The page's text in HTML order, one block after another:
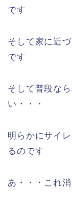
です
そして家に近
です
そして普段な
い・・・
明らかにサイ
るのです
あ・・・これ